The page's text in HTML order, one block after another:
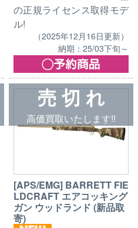
の正規ライセンス取得モデ
ル!
（2025年12月16日更新）
納期：25/03下旬～
売 切 れ
高価買取いたします!!
[APS/EMG] BARRETT FIE
LDCRAFT エアコッキング
ガン ウッドランド (新品取
寄)